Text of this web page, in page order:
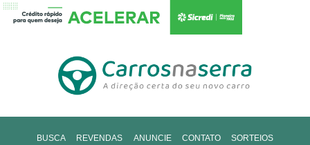
BUSCA REVENDAS ANUNCIE CONTATO SORTEIOS